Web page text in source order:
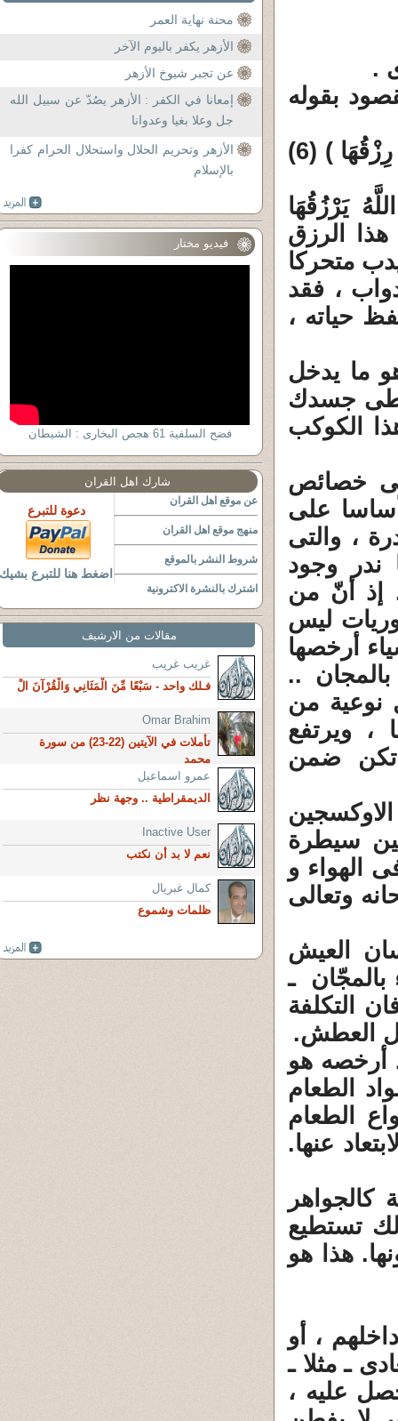
.
بقوله
1 / 1 :( وَمَا مِنْ دَابَّةٍ فِي الأَرْضِ إِلاَّ عَلَى اللَّهِ رِزْقُهَا ) (6)
يَرْزُقُهَا
). هذا الرزق
متحركا
، فقد
حياته ،
ما يدخل
جسدك
الكوكب
خصائص
على
، والتى
ندر وجود
إذ أنّ من
ليس
أرخصها
..
نوعية من
ويرتفع
تكن ضمن
الاوكسجين
بين سيطرة
الهواء و
وتعالى
العيش
بالمجّان ـ
التكلفة
العطش.
أرخصه هو
الطعام
الطعام
عنها.
كالجواهر
تستطيع
هذا هو
، أو
ـ مثلا ـ
عليه ،
محنة نهاية العمر
الأزهر يكفر باليوم الآخر
عن تجبر شيوخ الأزهر
إمعانا في الكفر : الأزهر يصُدّ عن سبيل الله
جل وعلا بغيا وعدوانا
الأزهر وتحريم الحلال واستحلال الحرام كفرا
بالإسلام
فيديو مختار
فضح السلفية 61 هجص البخارى : الشيطان
شارك اهل القران
عن موقع اهل القران
منهج موقع اهل القران
شروط النشر بالموقع
اشترك بالنشرة الاكترونية
دعوة للتبرع
اضغط هنا للتبرع بشيك
مقالات من الارشيف
غريب غريب
فـلك واحد - سَبْعًا مِّنَ الْمَثَانِي وَالْقُرْآنَ الْ
Omar Brahim
تأملات في الآيتين (22-23) من سورة
محمد
عمرو اسماعيل
الديمقراطية .. وجهة نظر
Inactive User
نعم لا بد أن نكتب
كمال غبريال
ظلمات وشموع